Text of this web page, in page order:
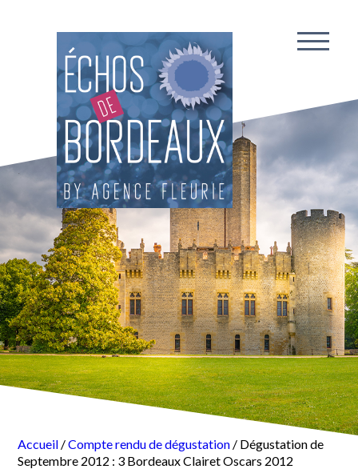
Accueil /Compte rendu de dégustation / Dégustation de
Septembre 2012 : 3 Bordeaux Clairet Oscars 2012